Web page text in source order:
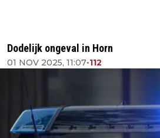
Dodelijk ongeval in Horn
01 NOV 2025, 11:07•112